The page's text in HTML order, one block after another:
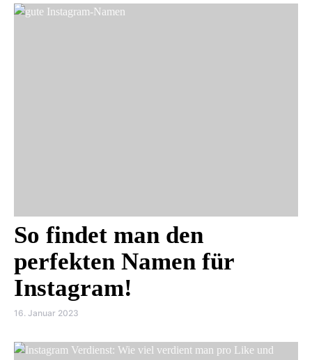
So findet man den
perfekten Namen für
Instagram!
16. Januar 2023